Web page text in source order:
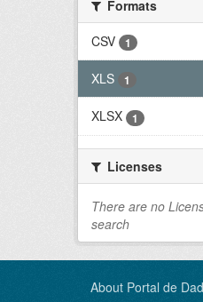
Formats
CSV
1
XLS 1
XLSX 1
Licenses
There are no
search
About Portal de